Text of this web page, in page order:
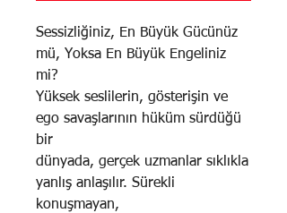
Sessizliğiniz, En Büyük Gücünüz
mü, Yoksa En Büyük Engeliniz
mi?
Yüksek seslilerin, gösterişin ve
ego savaşlarının hüküm sürdüğü
bir
dünyada, gerçek uzmanlar sıklıkla
yanlış anlaşılır. Sürekli
konuşmayan,